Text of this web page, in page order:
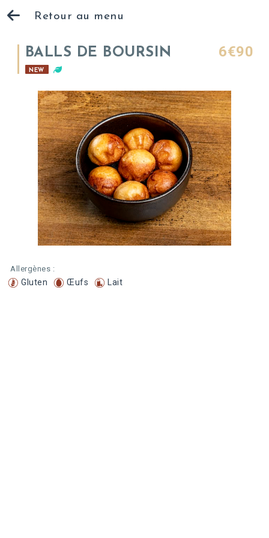
Retour au menu
BALLS DE BOURSIN 6€90
NEW
Allergènes :
Gluten Œufs Lait